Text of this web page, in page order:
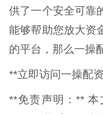
供了一个安全可靠
能够帮助您放大资
的平台，那么一操
**立即访问一操配
**免责声明：**